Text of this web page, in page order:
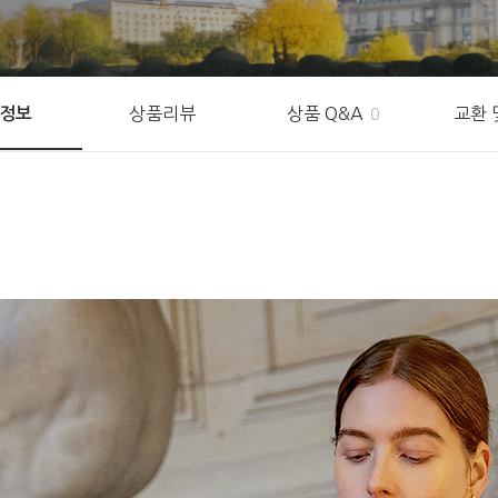
보 상품리뷰 상품 Q&A 0 교환